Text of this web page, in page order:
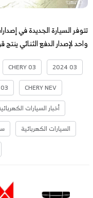
تتوفر السيارة الجديدة في
واحد لإصدار الدفع الثنائي ينتج قوة قصوى
03 2024
CHERY 03
CHERY NEV
أخبار السيارات
السيارات الكهربائية